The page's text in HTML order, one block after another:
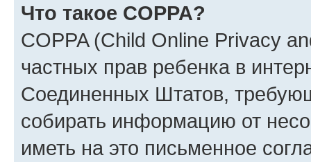
Что такое COPPA?
COPPA (Child Online Privacy
частных прав ребенка в
Соединенных Штатов,
собирать информацию от
иметь на это письменное